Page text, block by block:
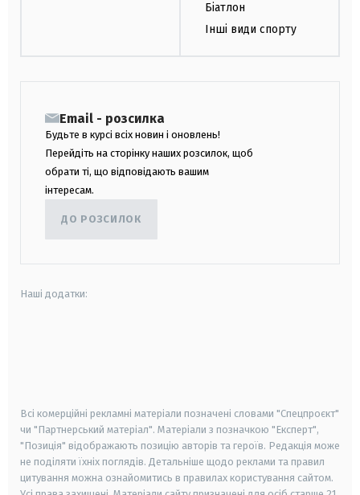
Біатлон
Інші види спорту
Email - розсилка
Будьте в курсі всіх новин і оновлень!
Перейдіть на сторінку наших розсилок, щоб
обрати ті, що відповідають вашим
інтересам.
ДО РОЗСИЛОК
Наші додатки:
Всі комерційні рекламні матеріали позначені словами "Спецпроєкт"
чи "Партнерський матеріал". Матеріали з позначкою "Експерт",
"Позиція" відображають позицію авторів та героїв. Редакція може
не поділяти їхніх поглядів. Детальніше щодо реклами та правил
цитування можна ознайомитись в правилах користування сайтом.